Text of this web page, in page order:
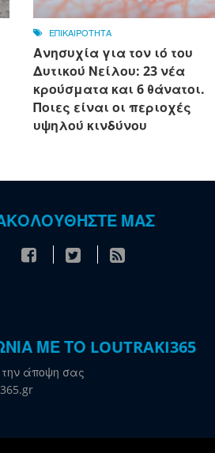
ΕΠΙΚΑΙΡΟΤΗΤΑ
Ανησυχία για τον ιό του
Δυτικού Νείλου: 23 νέα
κρούσματα και 6 θάνατοι.
Ποιες είναι οι περιοχές
υψηλού κινδύνου
ΜΑΣ
ΜΕ ΤΟ LOUTRAKI365
άποψη σας